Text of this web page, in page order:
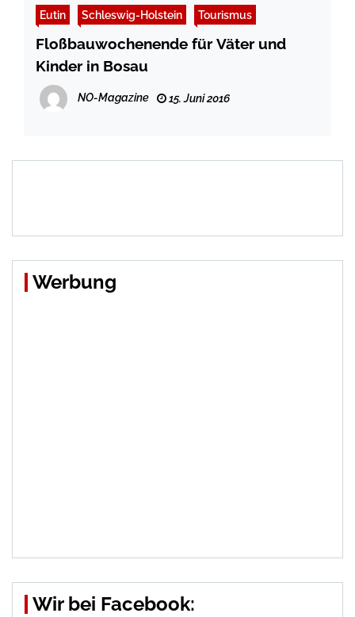
Eutin Schleswig-Holstein Tourismus
Floßbauwochenende für Väter und
Kinder in Bosau
NO-Magazine 15. Juni 2016
Werbung
Wir bei Facebook: